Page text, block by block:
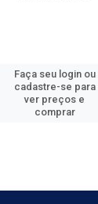
Faça seu login ou
cadastre-se para
ver preços e
comprar